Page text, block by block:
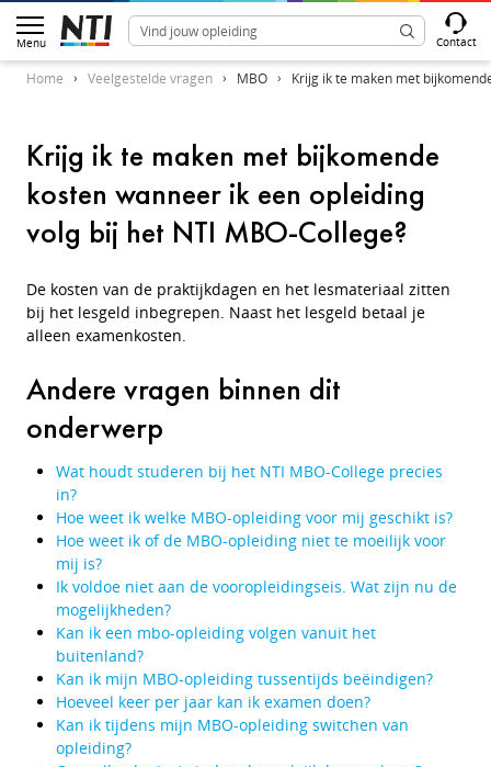
Menu Contact
Home Veelgestelde vragen MBO Krijg ik te maken met
Krijg ik te maken met bijkomende
kosten wanneer ik een opleiding
volg bij het NTI MBO-College?
De kosten van de praktijkdagen en het lesmateriaal zitten
bij het lesgeld inbegrepen. Naast het lesgeld betaal je
alleen examenkosten.
Andere vragen binnen dit
onderwerp
Wat houdt studeren bij het NTI MBO-College precies
in?
Hoe weet ik welke MBO-opleiding voor mij geschikt is?
Hoe weet ik of de MBO-opleiding niet te moeilijk voor
mij is?
Ik voldoe niet aan de vooropleidingseis. Wat zijn nu de
mogelijkheden?
Kan ik een mbo-opleiding volgen vanuit het
buitenland?
Kan ik mijn MBO-opleiding tussentijds beëindigen?
Hoeveel keer per jaar kan ik examen doen?
Kan ik tijdens mijn MBO-opleiding switchen van
opleiding?